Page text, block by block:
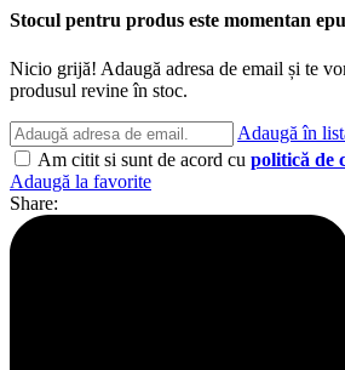
Stocul pentru produs este momentan
Nicio grijă! Adaugă adresa de email și te
produsul revine în stoc.
Adaugă în
Am citit si sunt de acord cu politică de
Adaugă la favorite
Share: